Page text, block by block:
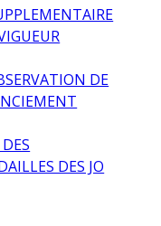
DE
DES JO